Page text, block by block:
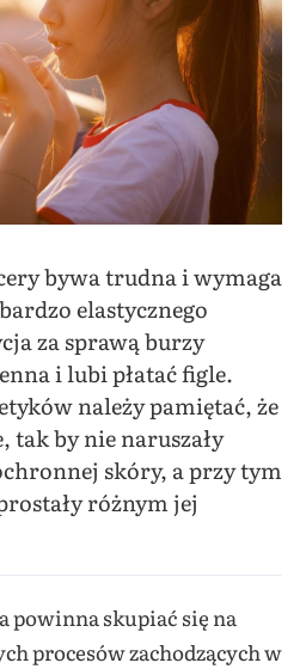
bywa trudna i wymaga
elastycznego
za sprawą burzy
i lubi płatać figle.
należy pamiętać, że
tak by nie naruszały
skóry, a przy tym
różnym jej
powinna skupiać się na
procesów zachodzących w